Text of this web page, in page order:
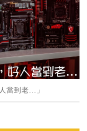
當到老...」